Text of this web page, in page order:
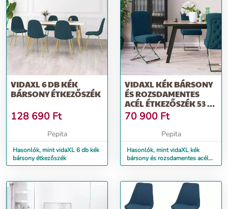
VIDAXL 6 DB KÉK
BÁRSONY ÉTKEZŐSZÉK
128 690 Ft
Pepita
Hasonlók, mint vidaXL 6 db kék
bársony étkezőszék
VIDAXL KÉK BÁRSONY
ÉS ROZSDAMENTES
ACÉL ÉTKEZŐSZÉK 53 X
52 X 98 CM
70 900 Ft
Pepita
Hasonlók, mint vidaXL kék
bársony és rozsdamentes acél
étkezőszék 53 x 52 x 98 cm